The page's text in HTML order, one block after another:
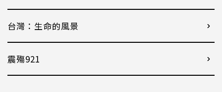
台灣：生命的風景
震殤921